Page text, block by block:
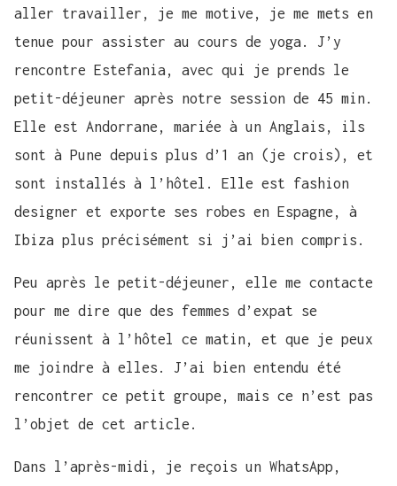
aller travailler, je me motive, je me mets en
tenue pour assister au cours de yoga. J’y
rencontre Estefania, avec qui je prends le
petit-déjeuner après notre session de 45 min.
Elle est Andorrane, mariée à un Anglais, ils
sont à Pune depuis plus d’1 an (je crois), et
sont installés à l’hôtel. Elle est fashion
designer et exporte ses robes en Espagne, à
Ibiza plus précisément si j’ai bien compris.
Peu après le petit-déjeuner, elle me contacte
pour me dire que des femmes d’expat se
réunissent à l’hôtel ce matin, et que je peux
me joindre à elles. J’ai bien entendu été
rencontrer ce petit groupe, mais ce n’est pas
l’objet de cet article.
Dans l’après-midi, je reçois un WhatsApp,